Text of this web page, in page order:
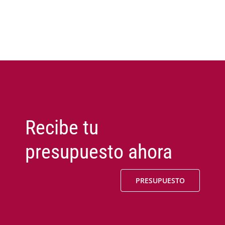
Recibe tu
presupuesto ahora
PRESUPUESTO